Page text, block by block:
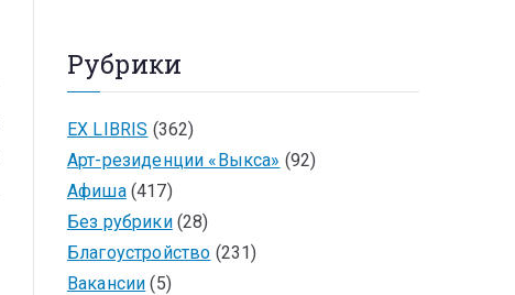
Рубрики
EX LIBRIS (362)
Арт-резиденции «Выкса» (92)
Афиша(417)
Без рубрики(28)
Благоустройство (231)
Вакансии (5)